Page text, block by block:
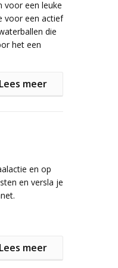
met een
om hun
te winnen.
kinderatelier.
toewerken
voor een leuke
voor een actief
die
het een
Lees meer
en op
en versla je
Race
Lees meer